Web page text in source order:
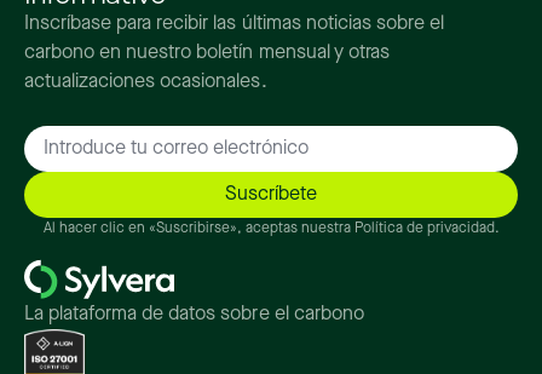
Inscríbase para recibir las últimas noticias sobre el
carbono en nuestro boletín mensual y otras
actualizaciones ocasionales.
Al hacer clic en «Suscribirse», aceptas nuestra Política de privacidad.
La plataforma de datos sobre el carbono